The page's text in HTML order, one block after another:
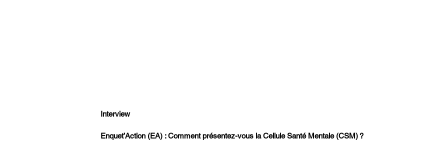
Interview
Enquet’Action (EA) : Comment présentez-vous la Cellule Santé Mentale (CSM) ?